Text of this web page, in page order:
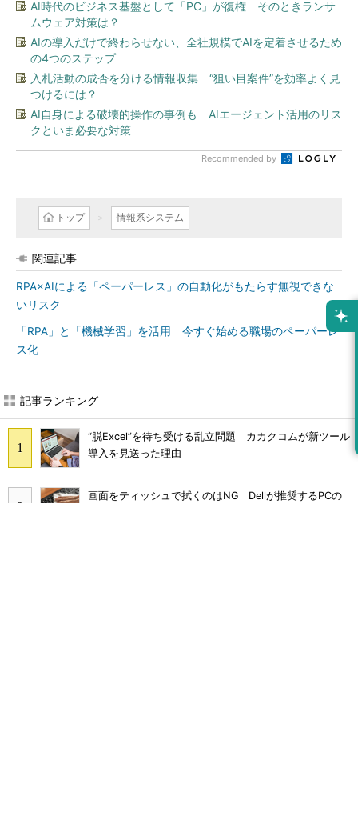
AI時代のビジネス基盤として「PC」が復権 そのときランサ
ムウェア対策は？
AIの導入だけで終わらせない、全社規模でAIを定着させるため
の4つのステップ
入札活動の成否を分ける情報収集 “狙い目案件”を効率よく見
つけるには？
AI自身による破壊的操作の事例も AIエージェント活用のリス
クといま必要な対策
Recommended by
トップ 情報系システム
関連記事
RPA×AIによる「ペーパーレス」の自動化がもたらす無視できな
いリスク
「RPA」と「機械学習」を活用 今すぐ始める職場のペーパーレ
ス化
記事ランキング
“脱Excel”を待ち受ける乱立問題 カカクコムが新ツール
導入を見送った理由
画面をティッシュで拭くのはNG Dellが推奨するPCの